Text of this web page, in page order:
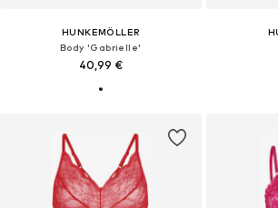
HUNKEMÖLLER
Body 'Gabrielle'
40,99 €